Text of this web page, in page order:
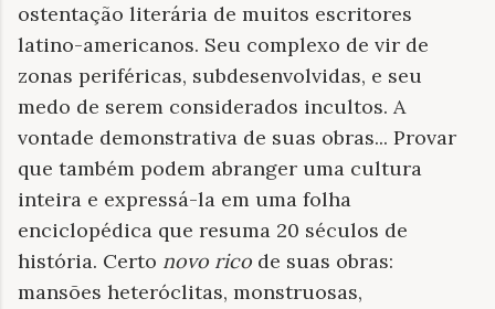
ostentação literária de muitos escritores
latino-americanos. Seu complexo de vir de
zonas periféricas, subdesenvolvidas, e seu
medo de serem considerados incultos. A
vontade demonstrativa de suas obras... Provar
que também podem abranger uma cultura
inteira e expressá-la em uma folha
enciclopédica que resuma 20 séculos de
história. Certo novo rico de suas obras:
mansões heteróclitas, monstruosas,